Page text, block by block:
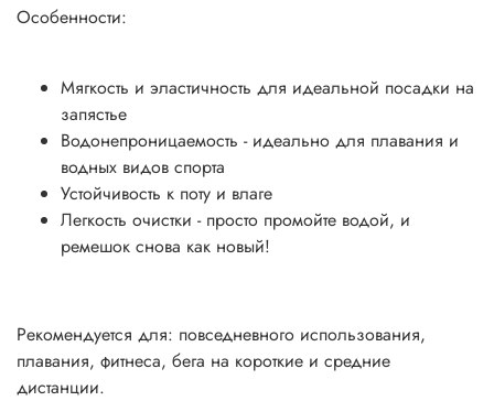
Особенности:
Мягкость и эластичность для идеальной посадки на
запястье
Водонепроницаемость - идеально для плавания и
водных видов спорта
Устойчивость к поту и влаге
Легкость очистки - просто промойте водой, и
ремешок снова как новый!
Рекомендуется для: повседневного использования,
плавания, фитнеса, бега на короткие и средние
дистанции.